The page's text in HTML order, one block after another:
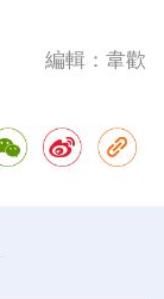
編輯：韋歡